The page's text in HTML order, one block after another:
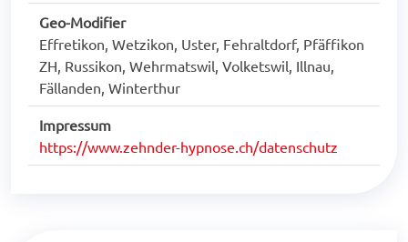
Geo-Modifier
Effretikon, Wetzikon, Uster, Fehraltdorf, Pfäffikon
ZH, Russikon, Wehrmatswil, Volketswil, Illnau,
Fällanden, Winterthur
Impressum
https://www.zehnder-hypnose.ch/datenschutz